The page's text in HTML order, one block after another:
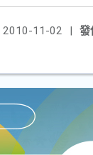
發
2010-11-02
|